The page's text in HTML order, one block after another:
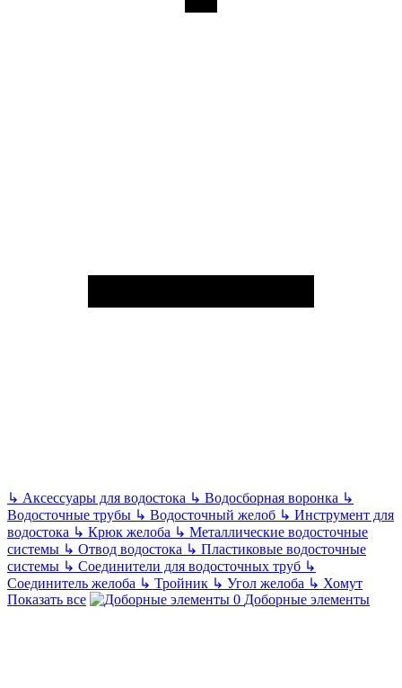
↳ Аксессуары для водостока ↳ Водосборная воронка ↳
Водосточные трубы ↳ Водосточный желоб ↳ Инструмент для
водостока ↳ Крюк желоба ↳ Металлические водосточные
системы ↳ Отвод водостока ↳ Пластиковые водосточные
системы ↳ Соединители для водосточных труб ↳
Соединитель желоба ↳ Тройник ↳ Угол желоба ↳ Хомут
Показать все
Доборные элементы